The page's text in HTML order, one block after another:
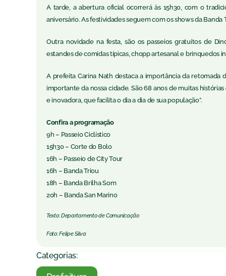
A tarde, a abertura oficial ocorrerá às 15h30, com o
aniversário. As festividades seguem com os shows da
Outra novidade na festa, são os passeios gratuitos de
estandes de comidas típicas, chopp artesanal e brinquedos
A prefeita Carina Nath destaca a importância da
importante da nossa cidade. São 68 anos de muitas
e inovadora, que facilita o dia a dia de sua população”.
Confira a programação
9h – Passeio Ciclístico
15h30 – Corte do Bolo
16h – Passeio de City Tour
16h – Banda Triou
18h – Banda Brilha Som
20h – Banda San Marino
Texto: Departamento de Comunicação
Foto: Felipe Silva
Categorias: